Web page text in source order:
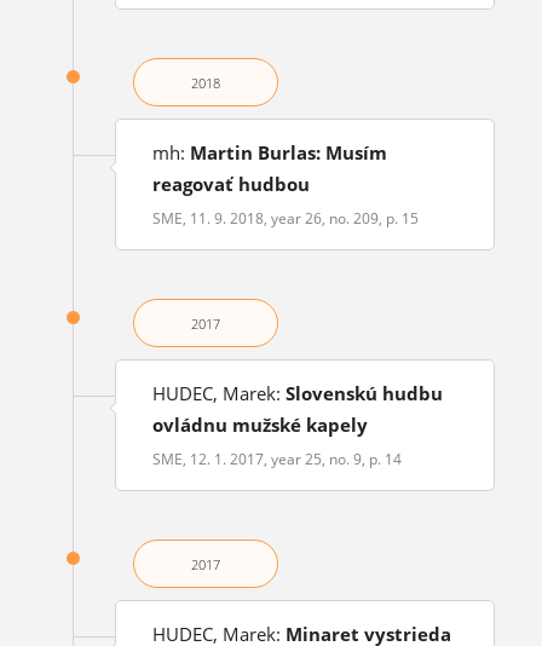
2018
mh: Martin Burlas: Musím
reagovať hudbou
SME, 11. 9. 2018, year 26, no. 209, p. 15
2017
HUDEC, Marek: Slovenskú hudbu
ovládnu mužské kapely
SME, 12. 1. 2017, year 25, no. 9, p. 14
2017
HUDEC, Marek: Minaret vystrieda